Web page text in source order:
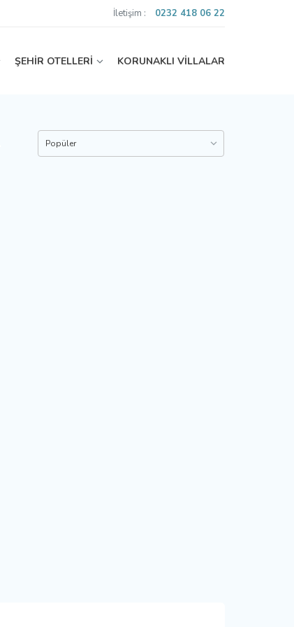
İletişim : 0232 418 06 22
ŞEHİR OTELLERİ KORUNAKLI VİLLALAR
Popüler